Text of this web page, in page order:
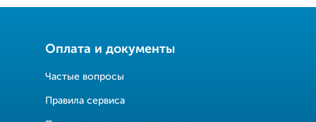
Оплата и документы
Частые вопросы
Правила сервиса